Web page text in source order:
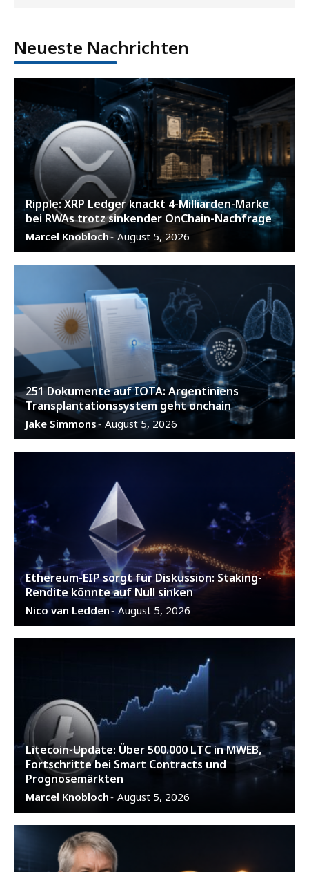
Neueste Nachrichten
Ripple: XRP Ledger knackt 4-Milliarden-Marke
bei RWAs trotz sinkender OnChain-Nachfrage
Marcel Knobloch- August 5, 2026
251 Dokumente auf IOTA: Argentiniens
Transplantationssystem geht onchain
Jake Simmons- August 5, 2026
Ethereum-EIP sorgt für Diskussion: Staking-
Rendite könnte auf Null sinken
Nico van Ledden- August 5, 2026
Litecoin-Update: Über 500.000 LTC in MWEB,
Fortschritte bei Smart Contracts und
Prognosemärkten
Marcel Knobloch- August 5, 2026